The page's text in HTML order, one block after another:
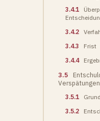
3.4.1
3.4.2
3.4.3
Frist
3.4.4
3.5
Verspätungen
3.5.1
3.5.2